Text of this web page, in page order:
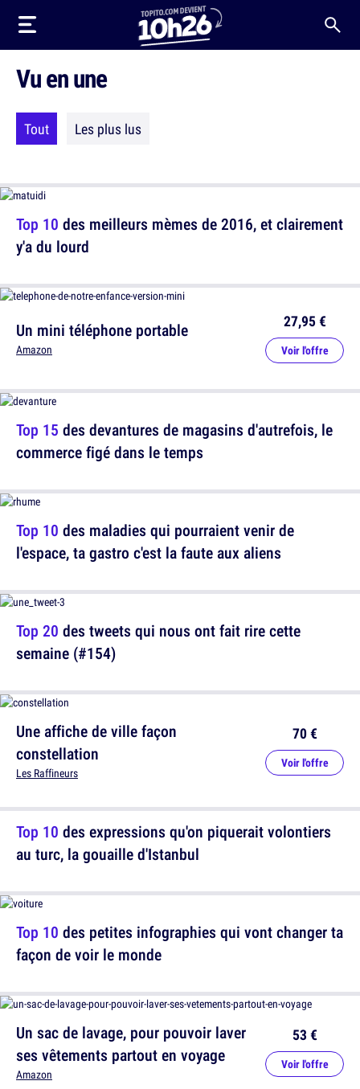
Vu en une
Tout Les plus lus
Top 10 des meilleurs mèmes de 2016, et clairement
y'a du lourd
Top 10 des maladies qui pourraient venir de
l'espace, ta gastro c'est la faute aux aliens
Une affiche de ville façon
constellation
Les Raffineurs
70 €
Voir l'offre
Top 10 des expressions qu'on piquerait volontiers
au turc, la gouaille d'Istanbul
Un sac de lavage, pour pouvoir laver
ses vêtements partout en voyage
Amazon
53 €
Voir l'offre
Un mini téléphone portable
Amazon
27,95 €
Voir l'offre
Top 15 des devantures de magasins d'autrefois, le
commerce figé dans le temps
Top 20 des tweets qui nous ont fait rire cette
semaine (#154)
Top 10 des petites infographies qui vont changer ta
façon de voir le monde